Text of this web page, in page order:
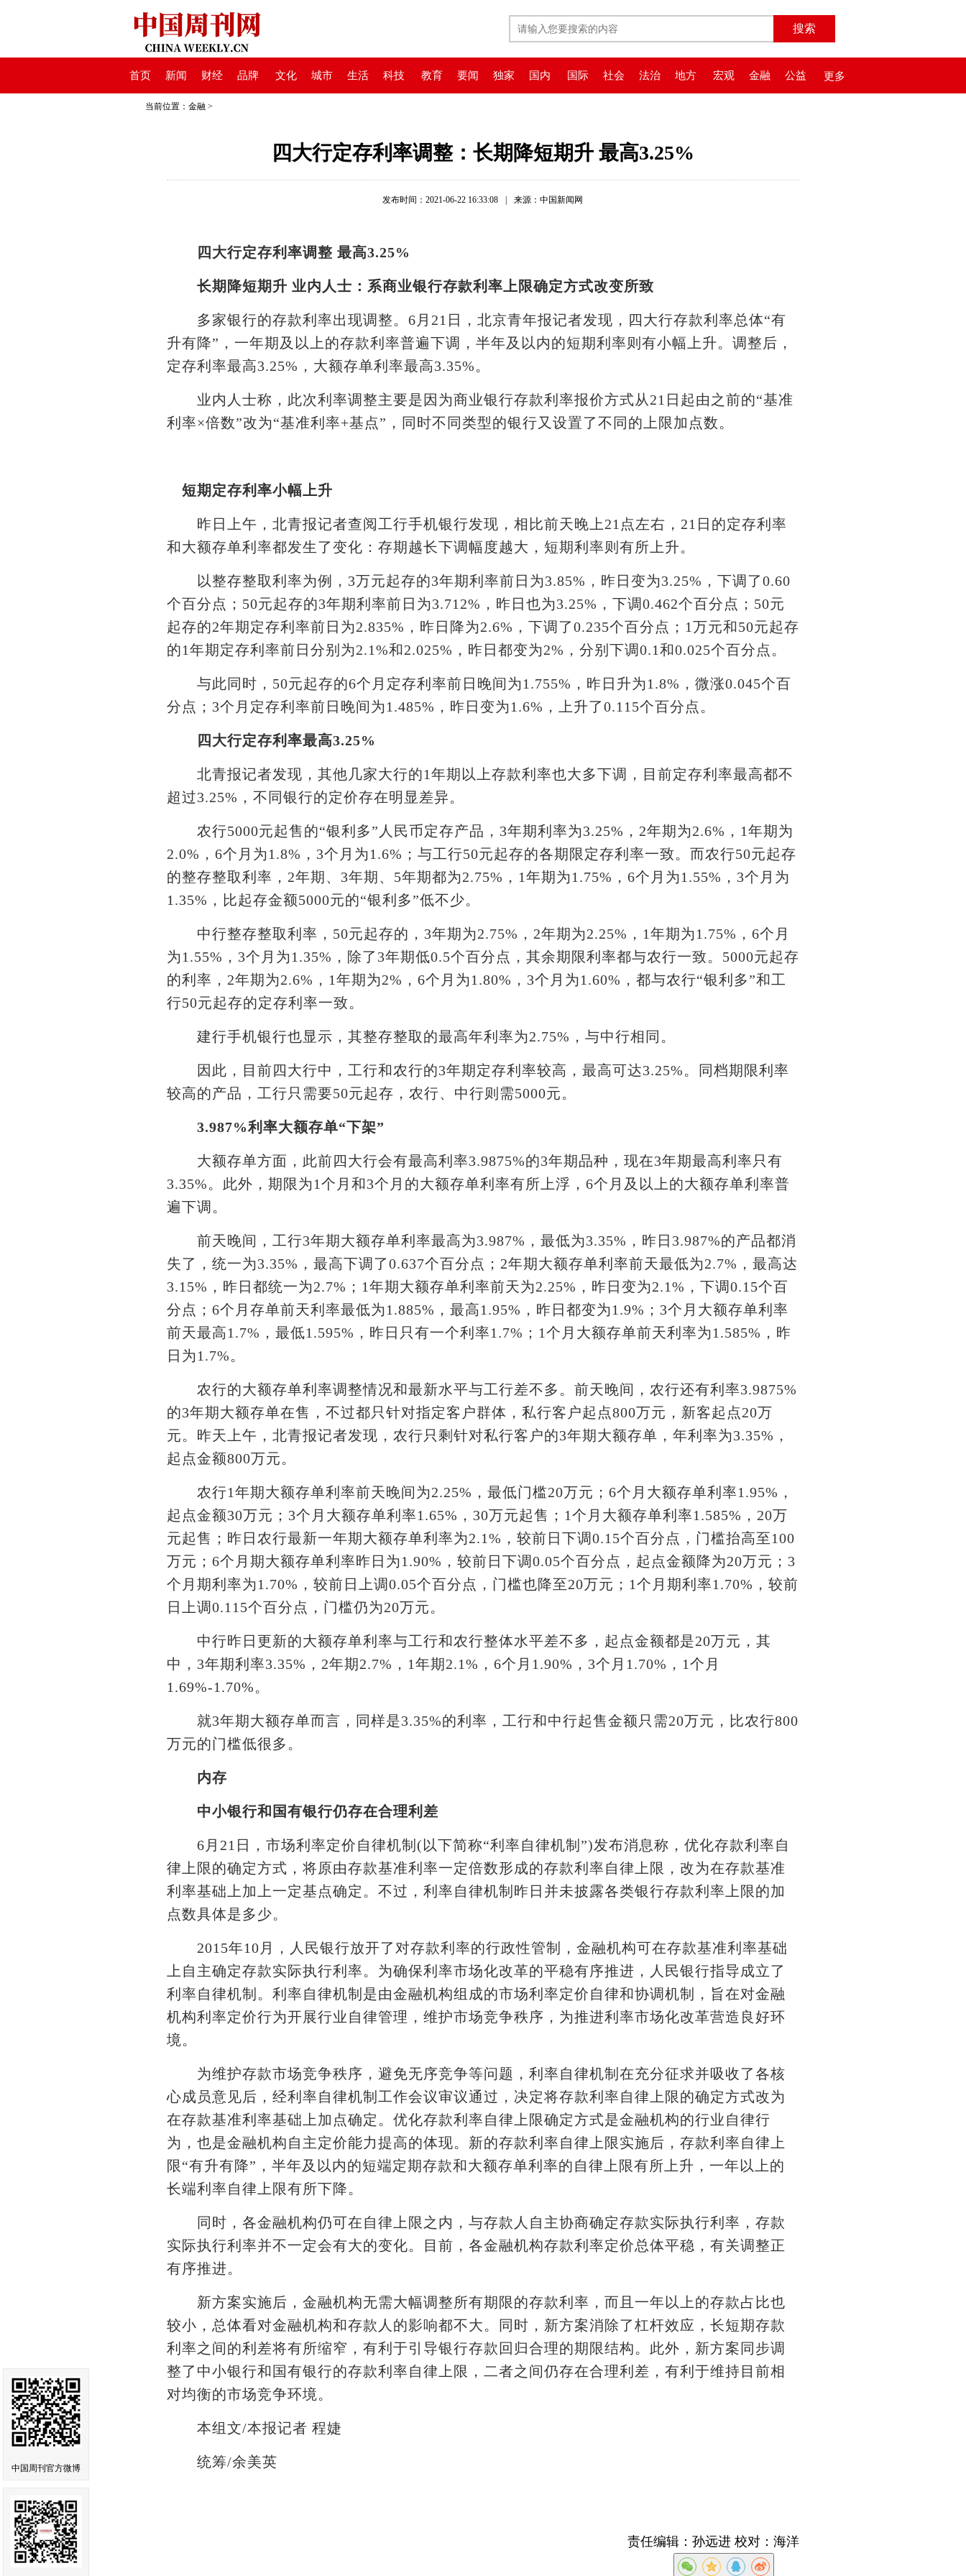
首页 新闻 财经 品牌 文化 城市 生活 科技 教育 要闻 独家 国内 国际 社会 法治 地方 宏观 金融 公益 更多
当前位置： 金融 >
四大行定存利率调整：长期降短期升 最高3.25%
发布时间：2021-06-22 16:33:08 来源：中国新闻网
四大行定存利率调整 最高3.25%
长期降短期升 业内人士：系商业银行存款利率上限确定方式改变所致
多家银行的存款利率出现调整。6月21日，北京青年报记者发现，四大行存款利率总体“有
升有降”，一年期及以上的存款利率普遍下调，半年及以内的短期利率则有小幅上升。调整后，
定存利率最高3.25%，大额存单利率最高3.35%。
业内人士称，此次利率调整主要是因为商业银行存款利率报价方式从21日起由之前的“基准
利率×倍数”改为“基准利率+基点”，同时不同类型的银行又设置了不同的上限加点数。
短期定存利率小幅上升
昨日上午，北青报记者查阅工行手机银行发现，相比前天晚上21点左右，21日的定存利率
和大额存单利率都发生了变化：存期越长下调幅度越大，短期利率则有所上升。
以整存整取利率为例，3万元起存的3年期利率前日为3.85%，昨日变为3.25%，下调了0.60
个百分点；50元起存的3年期利率前日为3.712%，昨日也为3.25%，下调0.462个百分点；50元
起存的2年期定存利率前日为2.835%，昨日降为2.6%，下调了0.235个百分点；1万元和50元起存
的1年期定存利率前日分别为2.1%和2.025%，昨日都变为2%，分别下调0.1和0.025个百分点。
与此同时，50元起存的6个月定存利率前日晚间为1.755%，昨日升为1.8%，微涨0.045个百
分点；3个月定存利率前日晚间为1.485%，昨日变为1.6%，上升了0.115个百分点。
四大行定存利率最高3.25%
北青报记者发现，其他几家大行的1年期以上存款利率也大多下调，目前定存利率最高都不
超过3.25%，不同银行的定价存在明显差异。
农行5000元起售的“银利多”人民币定存产品，3年期利率为3.25%，2年期为2.6%，1年期为
2.0%，6个月为1.8%，3个月为1.6%；与工行50元起存的各期限定存利率一致。而农行50元起存
的整存整取利率，2年期、3年期、5年期都为2.75%，1年期为1.75%，6个月为1.55%，3个月为
1.35%，比起存金额5000元的“银利多”低不少。
中行整存整取利率，50元起存的，3年期为2.75%，2年期为2.25%，1年期为1.75%，6个月
为1.55%，3个月为1.35%，除了3年期低0.5个百分点，其余期限利率都与农行一致。5000元起存
的利率，2年期为2.6%，1年期为2%，6个月为1.80%，3个月为1.60%，都与农行“银利多”和工
行50元起存的定存利率一致。
建行手机银行也显示，其整存整取的最高年利率为2.75%，与中行相同。
因此，目前四大行中，工行和农行的3年期定存利率较高，最高可达3.25%。同档期限利率
较高的产品，工行只需要50元起存，农行、中行则需5000元。
3.987%利率大额存单“下架”
大额存单方面，此前四大行会有最高利率3.9875%的3年期品种，现在3年期最高利率只有
3.35%。此外，期限为1个月和3个月的大额存单利率有所上浮，6个月及以上的大额存单利率普
遍下调。
前天晚间，工行3年期大额存单利率最高为3.987%，最低为3.35%，昨日3.987%的产品都消
失了，统一为3.35%，最高下调了0.637个百分点；2年期大额存单利率前天最低为2.7%，最高达
3.15%，昨日都统一为2.7%；1年期大额存单利率前天为2.25%，昨日变为2.1%，下调0.15个百
分点；6个月存单前天利率最低为1.885%，最高1.95%，昨日都变为1.9%；3个月大额存单利率
前天最高1.7%，最低1.595%，昨日只有一个利率1.7%；1个月大额存单前天利率为1.585%，昨
日为1.7%。
农行的大额存单利率调整情况和最新水平与工行差不多。前天晚间，农行还有利率3.9875%
的3年期大额存单在售，不过都只针对指定客户群体，私行客户起点800万元，新客起点20万
元。昨天上午，北青报记者发现，农行只剩针对私行客户的3年期大额存单，年利率为3.35%，
起点金额800万元。
农行1年期大额存单利率前天晚间为2.25%，最低门槛20万元；6个月大额存单利率1.95%，
起点金额30万元；3个月大额存单利率1.65%，30万元起售；1个月大额存单利率1.585%，20万
元起售；昨日农行最新一年期大额存单利率为2.1%，较前日下调0.15个百分点，门槛抬高至100
万元；6个月期大额存单利率昨日为1.90%，较前日下调0.05个百分点，起点金额降为20万元；3
个月期利率为1.70%，较前日上调0.05个百分点，门槛也降至20万元；1个月期利率1.70%，较前
日上调0.115个百分点，门槛仍为20万元。
中行昨日更新的大额存单利率与工行和农行整体水平差不多，起点金额都是20万元，其
中，3年期利率3.35%，2年期2.7%，1年期2.1%，6个月1.90%，3个月1.70%，1个月
1.69%-1.70%。
就3年期大额存单而言，同样是3.35%的利率，工行和中行起售金额只需20万元，比农行800
万元的门槛低很多。
内存
中小银行和国有银行仍存在合理利差
6月21日，市场利率定价自律机制(以下简称“利率自律机制”)发布消息称，优化存款利率自
律上限的确定方式，将原由存款基准利率一定倍数形成的存款利率自律上限，改为在存款基准
利率基础上加上一定基点确定。不过，利率自律机制昨日并未披露各类银行存款利率上限的加
点数具体是多少。
2015年10月，人民银行放开了对存款利率的行政性管制，金融机构可在存款基准利率基础
上自主确定存款实际执行利率。为确保利率市场化改革的平稳有序推进，人民银行指导成立了
利率自律机制。利率自律机制是由金融机构组成的市场利率定价自律和协调机制，旨在对金融
机构利率定价行为开展行业自律管理，维护市场竞争秩序，为推进利率市场化改革营造良好环
境。
为维护存款市场竞争秩序，避免无序竞争等问题，利率自律机制在充分征求并吸收了各核
心成员意见后，经利率自律机制工作会议审议通过，决定将存款利率自律上限的确定方式改为
在存款基准利率基础上加点确定。优化存款利率自律上限确定方式是金融机构的行业自律行
为，也是金融机构自主定价能力提高的体现。新的存款利率自律上限实施后，存款利率自律上
限“有升有降”，半年及以内的短端定期存款和大额存单利率的自律上限有所上升，一年以上的
长端利率自律上限有所下降。
同时，各金融机构仍可在自律上限之内，与存款人自主协商确定存款实际执行利率，存款
实际执行利率并不一定会有大的变化。目前，各金融机构存款利率定价总体平稳，有关调整正
有序推进。
新方案实施后，金融机构无需大幅调整所有期限的存款利率，而且一年以上的存款占比也
较小，总体看对金融机构和存款人的影响都不大。同时，新方案消除了杠杆效应，长短期存款
利率之间的利差将有所缩窄，有利于引导银行存款回归合理的期限结构。此外，新方案同步调
整了中小银行和国有银行的存款利率自律上限，二者之间仍存在合理利差，有利于维持目前相
对均衡的市场竞争环境。
本组文/本报记者 程婕
统筹/余美英
责任编辑：孙远进 校对：海洋
中国周刊官方微博